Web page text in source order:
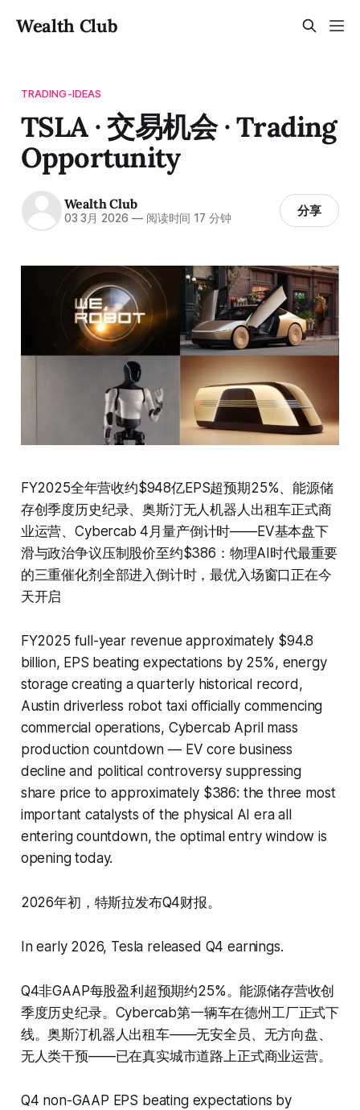
Wealth Club
TRADING-IDEAS
TSLA · 交易机会 · Trading
Opportunity
Wealth Club
03 3月 2026 —阅读时间 17 分钟 分享
FY2025全年营收约$948亿EPS超预期25%、能源储
存创季度历史纪录、奥斯汀无人机器人出租车正式商
业运营、Cybercab 4月量产倒计时——EV基本盘下
滑与政治争议压制股价至约$386：物理AI时代最重要
的三重催化剂全部进入倒计时，最优入场窗口正在今
天开启
FY2025 full-year revenue approximately $94.8
billion, EPS beating expectations by 25%, energy
storage creating a quarterly historical record,
Austin driverless robot taxi officially commencing
commercial operations, Cybercab April mass
production countdown — EV core business
decline and political controversy suppressing
share price to approximately $386: the three most
important catalysts of the physical AI era all
entering countdown, the optimal entry window is
opening today.
2026年初，特斯拉发布Q4财报。
In early 2026, Tesla released Q4 earnings.
Q4非GAAP每股盈利超预期约25%。能源储存营收创
季度历史纪录。Cybercab第一辆车在德州工厂正式下
线。奥斯汀机器人出租车——无安全员、无方向盘、
无人类干预——已在真实城市道路上正式商业运营。
Q4 non-GAAP EPS beating expectations by